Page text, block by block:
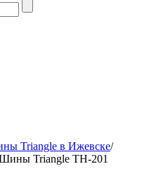
Triangle в Ижевске/
Triangle ТН-201